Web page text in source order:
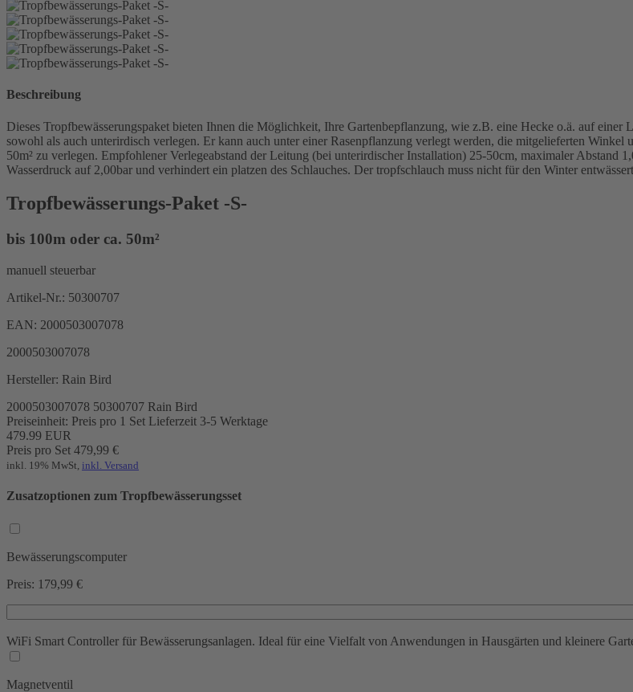
Beschreibung
Dieses Tropfbewässerungspaket bieten Ihnen die Möglichkeit, Ihre Gartenbepflanzung, wie z.B. eine Hecke o.ä. auf
sowohl als auch unterirdisch verlegen. Er kann auch unter einer Rasenpflanzung verlegt werden, die mitgelieferten
50m² zu verlegen. Empfohlener Verlegeabstand der Leitung (bei unterirdischer Installation) 25-50cm, maximaler Abstand
Wasserdruck auf 2,00bar und verhindert ein platzen des Schlauches. Der tropfschlauch muss nicht für den Winter
Tropfbewässerungs-Paket -S-
bis 100m oder ca. 50m²
manuell steuerbar
Artikel-Nr.: 50300707
EAN: 2000503007078
2000503007078
Hersteller: Rain Bird
2000503007078 50300707 Rain Bird
Preiseinheit: Preis pro 1 Set Lieferzeit 3-5 Werktage
479.99 EUR
Preis pro Set 479,99 €
inkl. 19% MwSt, inkl. Versand
Zusatzoptionen zum Tropfbewässerungsset
Bewässerungscomputer
Preis: 179,99 €
WiFi Smart Controller für Bewässerungsanlagen. Ideal für eine Vielfalt von Anwendungen in Hausgärten und kleinere
Magnetventil